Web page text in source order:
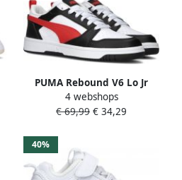
PUMA Rebound V6 Lo Jr
Unisex Sneakers White-For
All Time Red- Black
4 webshops
€ 69,99 € 34,29
40%